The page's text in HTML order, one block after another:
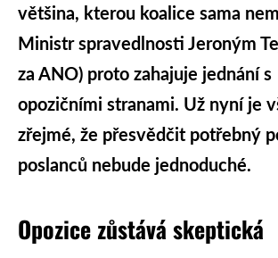
většina, kterou koalice sama
Ministr spravedlnosti Jeroným
za ANO) proto zahajuje jednání s
opozičními stranami. Už nyní je
zřejmé, že přesvědčit potřebný
poslanců nebude jednoduché.
Opozice zůstává skeptická